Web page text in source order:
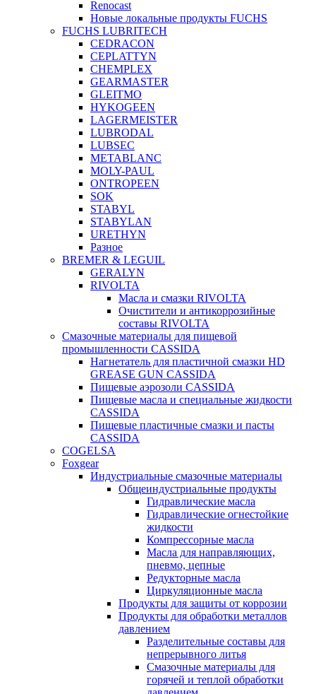
Renocast
Новые локальные продукты FUCHS
FUCHS LUBRITECH
CEDRACON
CEPLATTYN
CHEMPLEX
GEARMASTER
GLEITMO
HYKOGEEN
LAGERMEISTER
LUBRODAL
LUBSEC
METABLANC
MOLY-PAUL
ONTROPEEN
SOK
STABYL
STABYLAN
URETHYN
Разное
BREMER & LEGUIL
GERALYN
RIVOLTA
Масла и смазки RIVOLTA
Очистители и антикоррозийные
составы RIVOLTA
Смазочные материалы для пищевой
промышленности CASSIDA
Нагнетатель для пластичной смазки HD
GREASE GUN CASSIDA
Пищевые аэрозоли CASSIDA
Пищевые масла и специальные жидкости
CASSIDA
Пищевые пластичные смазки и пасты
CASSIDA
COGELSA
Foxgear
Индустриальные смазочные материалы
Общеиндустриальные продукты
Гидравлические масла
Гидравлические огнестойкие
жидкости
Компрессорные масла
Масла для направляющих,
пневмо, цепные
Редукторные масла
Циркуляционные масла
Продукты для защиты от коррозии
Продукты для обработки металлов
давлением
Разделительные составы для
непрерывного литья
Смазочные материалы для
горячей и теплой обработки